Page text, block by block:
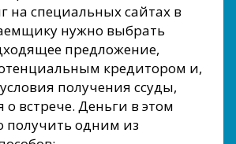
на специальных сайтах в
нужно выбрать
предложение,
кредитором и,
получения ссуды,
о встрече. Деньги в этом
получить одним из